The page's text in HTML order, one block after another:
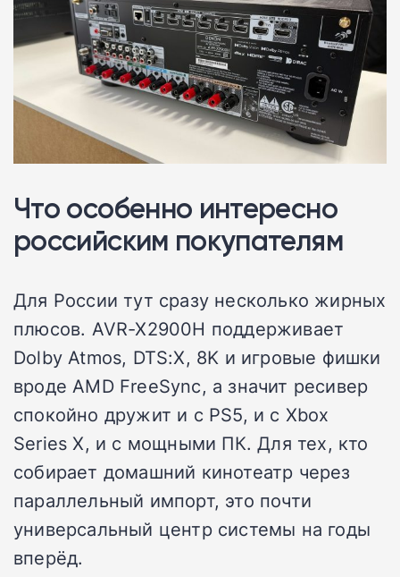
Что особенно интересно
российским покупателям
Для России тут сразу несколько жирных
плюсов. AVR-X2900H поддерживает
Dolby Atmos, DTS:X, 8K и игровые фишки
вроде AMD FreeSync, а значит ресивер
спокойно дружит и с PS5, и с Xbox
Series X, и с мощными ПК. Для тех, кто
собирает домашний кинотеатр через
параллельный импорт, это почти
универсальный центр системы на годы
вперёд.